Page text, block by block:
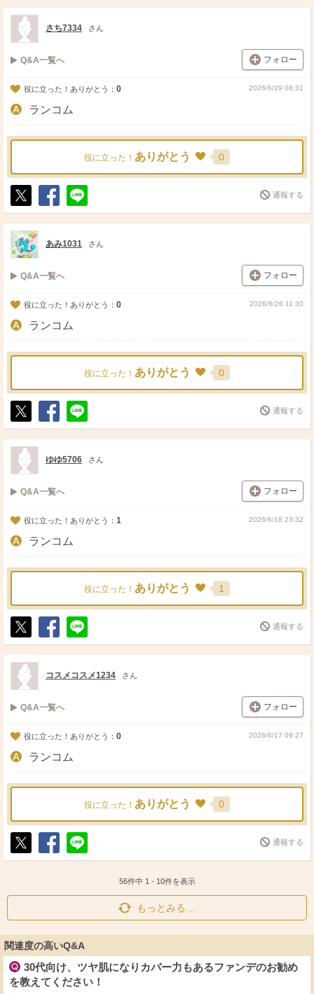
ス
ト
ェ
る
さち7334 さん
Q&A一覧へ フォロー
役に立った！ありがとう： 0 2026/6/29 08:31
ランコム
役に立った！ ありがとう 0
ポ
ス
ト
シ
ェ
送
る
通報する
あみ1031 さん
Q&A一覧へ フォロー
役に立った！ありがとう： 0 2026/6/26 11:30
ランコム
役に立った！ ありがとう 0
ポ
ス
ト
シ
ェ
送
る
通報する
ゆゆ5706 さん
Q&A一覧へ フォロー
役に立った！ありがとう： 1 2026/6/18 23:32
ランコム
役に立った！ ありがとう 1
ポ
ス
ト
シ
ェ
送
る
通報する
コスメコスメ1234 さん
Q&A一覧へ フォロー
役に立った！ありがとう： 0 2026/6/17 09:27
ランコム
役に立った！ ありがとう 0
ポ
シ
送
通報する
56件中 1 - 10件を表示
もっとみる…
関連度の高いQ&A
30代向け、ツヤ肌になりカバー力もあるファンデのお勧め
を教えてください！